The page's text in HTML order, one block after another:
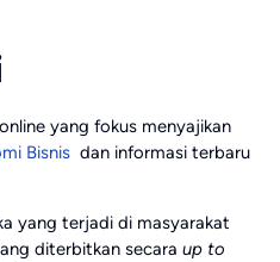
yang fokus menyajikan
Bisnis dan informasi terbaru
yang terjadi di masyarakat
diterbitkan secara up to